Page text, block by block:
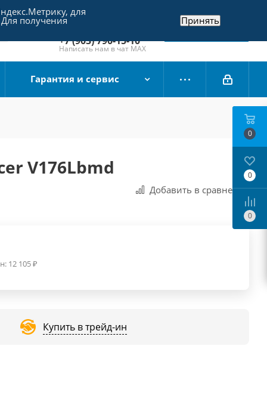
+7 (495) 790-15-10
Отдел продаж
+7 (903) 790-15-10
Написать нам в чат MAX
Заказать звонок
Гарантия и сервис
V176Lbmd
Добавить в сравнения
12 105₽
Купить в трейд-ин
0
0
0
для
получения Принять